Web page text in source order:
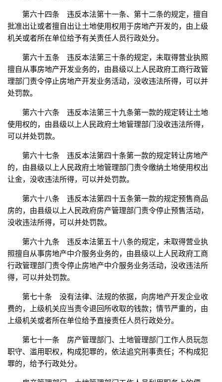
第六十四条 违反本法第十一条、第十二条的规定，擅自
批准出让或者擅自出让土地使用权用于房地产开发的，由上级
机关或者所在单位给予有关责任人员行政处分。
第六十五条 违反本法第三十条的规定，未取得营业执照
擅自从事房地产开发业务的，由县级以上人民政府工商行政管
理部门责令停止房地产开发业务活动，没收违法所得，可以并
处罚款。
第六十六条 违反本法第三十九条第一款的规定转让土地
使用权的，由县级以上人民政府土地管理部门没收违法所得，
可以并处罚款。
第六十七条 违反本法第四十条第一款的规定转让房地产
的，由县级以上人民政府土地管理部门责令缴纳土地使用权出
让金，没收违法所得，可以并处罚款。
第六十八条 违反本法第四十五条第一款的规定预售商品
房的，由县级以上人民政府房产管理部门责令停止预售活动，
没收违法所得，可以并处罚款。
第六十九条 违反本法第五十八条的规定，未取得营业执
照擅自从事房地产中介服务业务的，由县级以上人民政府工商
行政管理部门责令停止房地产中介服务业务活动，没收违法所
得，可以并处罚款。
第七十条 没有法律、法规的依据，向房地产开发企业收
费的，上级机关应当责令退回所收取的钱款；情节严重的，由
上级机关或者所在单位给予直接责任人员行政处分。
第七十一条 房产管理部门、土地管理部门工作人员玩忽
职守、滥用职权，构成犯罪的，依法追究刑事责任；不构成犯
罪的，给予行政处分。